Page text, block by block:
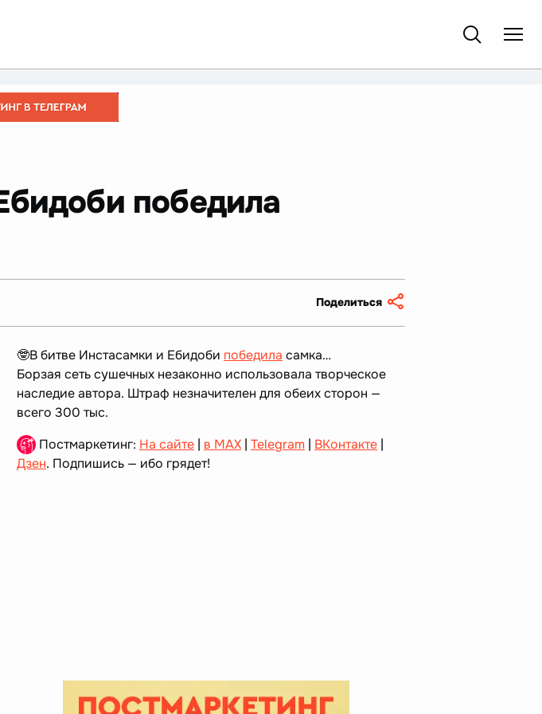
победила
Поделиться
🤓В битве Инстасамки и Ебидоби победила самка…
Борзая сеть сушечных незаконно использовала творческое
наследие автора. Штраф незначителен для обеих сторон —
всего 300 тыс.
Постмаркетинг: На сайте | в MAX | Telegram | ВКонтакте |
Дзен. Подпишись — ибо грядет!